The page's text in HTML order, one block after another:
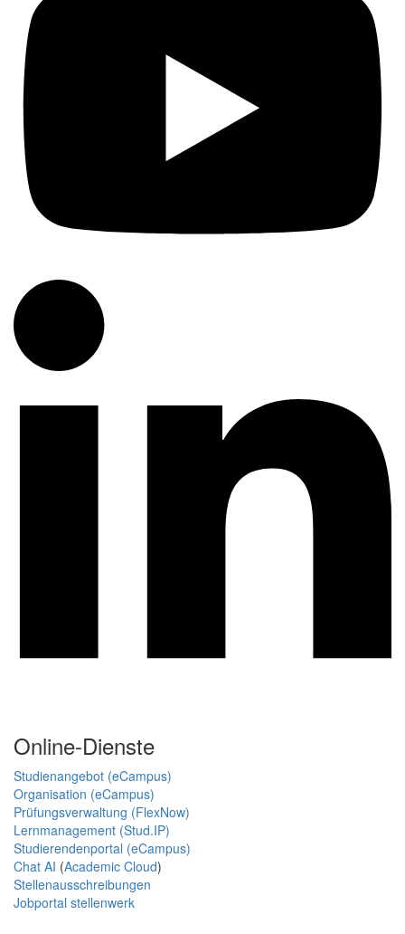
Online-Dienste
Studienangebot (eCampus)
Organisation (eCampus)
Prüfungsverwaltung (FlexNow)
Lernmanagement (Stud.IP)
Studierendenportal (eCampus)
Chat AI (Academic Cloud)
Stellenausschreibungen
Jobportal stellenwerk